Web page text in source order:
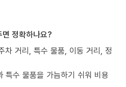
정확하나요?
차 거리, 특수 물품, 이동 거리, 정
특수 물품을 가늠하기 쉬워 비용